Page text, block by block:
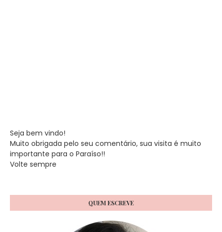
Seja bem vindo!
Muito obrigada pelo seu comentário, sua visita é muito
importante para o Paraíso!!
Volte sempre
QUEM ESCREVE